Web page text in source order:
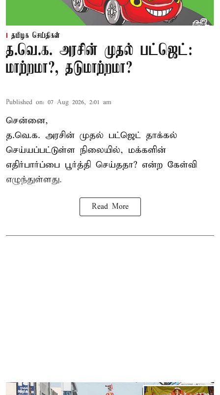
தமிழக செய்திகள்
த.வெ.க. அரசின் முதல் பட்ஜெட்:
மாற்றமா?, தடுமாற்றமா?
Published on: 07 Aug 2026, 2:01 am
சென்னை,
த.வெ.க. அரசின் முதல் பட்ஜெட் தாக்கல்
செய்யப்பட்டுள்ள நிலையில், மக்களின்
எதிர்பார்ப்பை பூர்த்தி செய்ததா? என்ற கேள்வி
எழுந்துள்ளது.
Read More